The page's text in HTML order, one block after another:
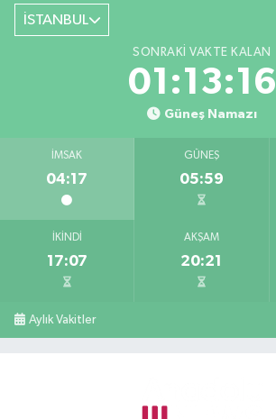
İSTANBUL
SONRAKI VAKTE KALAN
01:13:15
Güneş Namazı
İMSAK
04:17
GÜNEŞ
05:59
İKINDI
17:07
AKŞAM
20:21
Aylık Vakitler